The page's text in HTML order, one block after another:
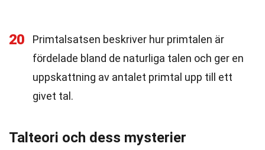
20
Primtalsatsen beskriver hur primtalen är
fördelade bland de naturliga talen och ger en
uppskattning av antalet primtal upp till ett
givet tal.
Talteori och dess mysterier